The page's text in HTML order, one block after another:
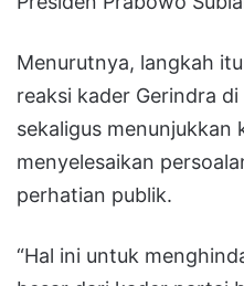
Menurutnya, langkah
reaksi kader Gerindra
sekaligus menunjukkan
menyelesaikan
perhatian publik.
“Hal ini untuk